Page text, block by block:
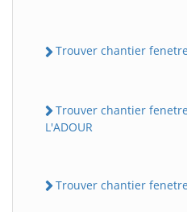
Trouver chantier
Trouver chantier fenetre
L'ADOUR
Trouver chantier fenetre